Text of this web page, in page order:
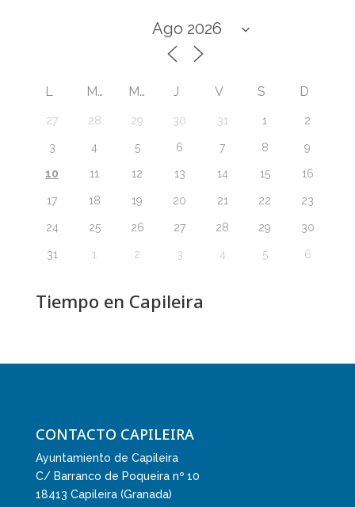
L M M J V S D
27 28 29 30 31 1 2
3 4 5 6 7 8 9
10 11 12 13 14 15 16
17 18 19 20 21 22 23
24 25 26 27 28 29 30
31 1 2 3 4 5 6
Tiempo en Capileira
CONTACTO CAPILEIRA
Ayuntamiento de Capileira
C/ Barranco de Poqueira nº 10
18413 Capileira (Granada)